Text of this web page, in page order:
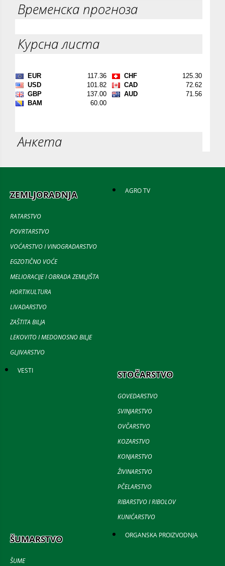
Временска прогноза
Курсна листа
Анкета
ZEMLJORADNJA
RATARSTVO
POVRTARSTVO
VOĆARSTVO I VINOGRADARSTVO
EGZOTIČNO VOĆE
MELIORACIJE I OBRADA ZEMLJIŠTA
HORTIKULTURA
LIVADARSTVO
ZAŠTITA BILJA
LEKOVITO I MEDONOSNO BILJE
GLJIVARSTVO
AGRO TV
VESTI STOČARSTVO
GOVEDARSTVO
SVINJARSTVO
OVČARSTVO
KOZARSTVO
KONJARSTVO
ŽIVINARSTVO
PČELARSTVO
RIBARSTVO I RIBOLOV
KUNIĆARSTVO
ŠUMARSTVO
ŠUME
ORGANSKA PROIZVODNJA